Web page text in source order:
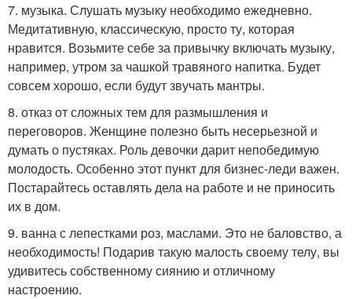
7. музыка. Слушать музыку необходимо ежедневно.
Медитативную, классическую, просто ту, которая
нравится. Возьмите себе за привычку включать музыку,
например, утром за чашкой травяного напитка. Будет
совсем хорошо, если будут звучать мантры.
8. отказ от сложных тем для размышления и
переговоров. Женщине полезно быть несерьезной и
думать о пустяках. Роль девочки дарит непобедимую
молодость. Особенно этот пункт для бизнес-леди важен.
Постарайтесь оставлять дела на работе и не приносить
их в дом.
9. ванна с лепестками роз, маслами. Это не баловство, а
необходимость! Подарив такую малость своему телу, вы
удивитесь собственному сиянию и отличному
настроению.